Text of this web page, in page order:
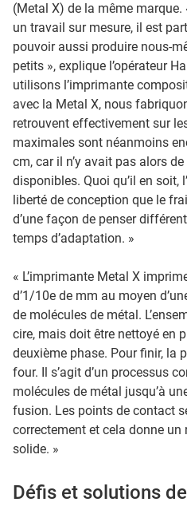
(Metal X) de la même
un travail sur mesure, il est
pouvoir aussi produire nous-
petits », explique l’opérateur
utilisons l’imprimante
avec la Metal X, nous
retrouvent effectivement sur
maximales sont néanmoins
cm, car il n’y avait pas alors
disponibles. Quoi qu’il en soit,
liberté de conception que le
d’une façon de penser
temps d’adaptation. »
« L’imprimante Metal X
d’1/10e de mm au moyen
de molécules de métal.
cire, mais doit être nettoyé en
deuxième phase. Pour finir, la
four. Il s’agit d’un processus
molécules de métal jusqu’à
fusion. Les points de contact
correctement et cela donne
solide. »
Défis et solutions